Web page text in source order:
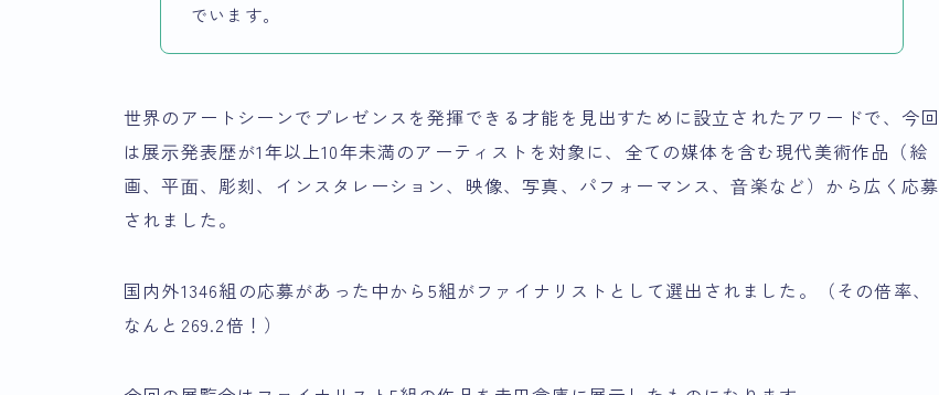
でいます。
世界のアートシーンでプレゼンスを発揮できる才能を見出すために設立されたアワードで、今回
は展⽰発表歴が1年以上10年未満のアーティストを対象に、全ての媒体を含む現代美術作品（絵
画、平⾯、彫刻、インスタレーション、映像、写真、パフォーマンス、⾳楽など）から広く応募
されました。
国内外1346組の応募があった中から5組がファイナリストとして選出されました。（その倍率、
なんと269.2倍！）